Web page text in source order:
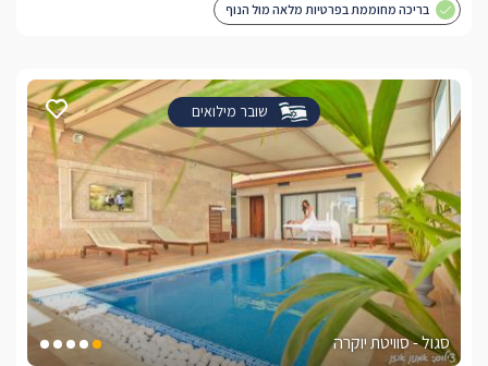
בריכה מחוממת בפרטיות מלאה מול הנוף
שובר מילואים
סגול - סוויטת יוקרה